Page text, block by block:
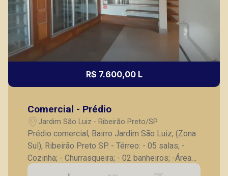
R$ 7.600,00 L
Comercial - Prédio
Jardim São Luiz - Ribeirão Preto/SP
Prédio comercial, Bairro Jardim São Luiz, (Zona
Sul), Ribeirão Preto SP. - Térreo: - 05 salas; -
Cozinha; - Churrasqueira; - 02 banheiros; -Área
de serviço com quintal; - Parte superior; - 03